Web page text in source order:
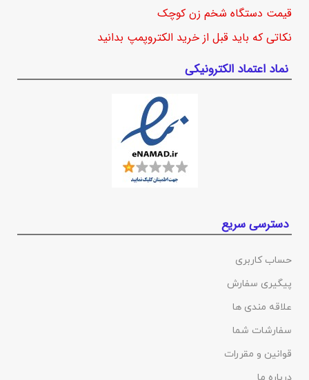
قیمت دستگاه شخم زن کوچک
نکاتی که باید قبل از خرید الکتروپمپ بدانید
نماد اعتماد الکترونیکی
دسترسی سریع
حساب کاربری
پیگیری سفارش
علاقه مندی ها
سفارشات شما
قوانین و مقررات